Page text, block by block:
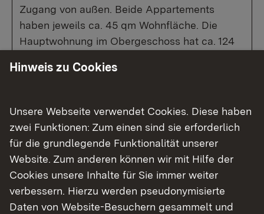
Zugang von außen. Beide Appartements
haben jeweils ca. 45 qm Wohnfläche. Die
Hauptwohnung im Obergeschoss hat ca. 124
Sanierungsarbeiten sind durchzuführen.
Show larger version for:
Hinweis zu Cookies
Unsere Webseite verwendet Cookies. Diese haben
zwei Funktionen: Zum einen sind sie erforderlich
für die grundlegende Funktionalität unserer
Website. Zum anderen können wir mit Hilfe der
Cookies unsere Inhalte für Sie immer weiter
verbessern. Hierzu werden pseudonymisierte
Daten von Website-Besuchern gesammelt und